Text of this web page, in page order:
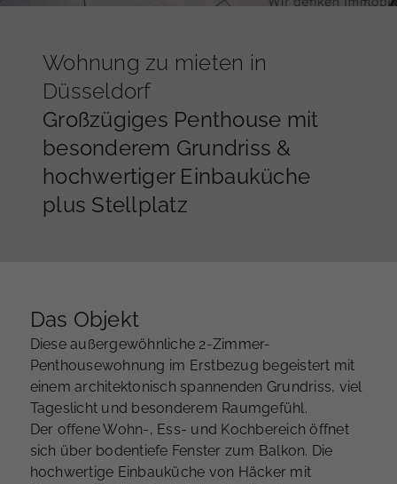
Wohnung zu mieten in
Düsseldorf
Großzügiges Penthouse mit
besonderem Grundriss &
hochwertiger Einbauküche
plus Stellplatz
Das Objekt
Diese außergewöhnliche 2-Zimmer-
Penthousewohnung im Erstbezug begeistert mit
einem architektonisch spannenden Grundriss, viel
Tageslicht und besonderem Raumgefühl.
Der offene Wohn-, Ess- und Kochbereich öffnet
sich über bodentiefe Fenster zum Balkon. Die
hochwertige Einbauküche von Häcker mit